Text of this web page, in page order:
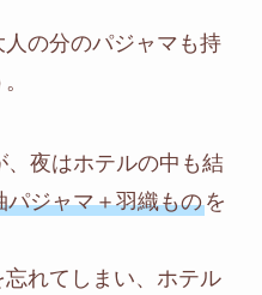
の分のパジャマも持
夜はホテルの中も結
パジャマ＋羽織ものを
れてしまい、ホテル